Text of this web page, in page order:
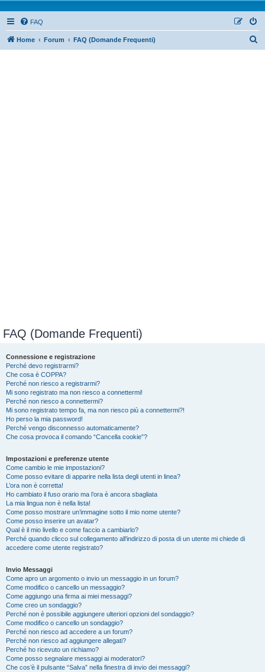
FAQ
Home Forum FAQ (Domande Frequenti)
FAQ (Domande Frequenti)
Connessione e registrazione
Perché devo registrarmi?
Che cosa è COPPA?
Perché non riesco a registrarmi?
Mi sono registrato ma non riesco a connettermi!
Perché non riesco a connettermi?
Mi sono registrato tempo fa, ma non riesco più a connettermi?!
Ho perso la mia password!
Perché vengo disconnesso automaticamente?
Che cosa provoca il comando “Cancella cookie”?
Impostazioni e preferenze utente
Come cambio le mie impostazioni?
Come posso evitare di apparire nella lista degli utenti in linea?
L’ora non è corretta!
Ho cambiato il fuso orario ma l’ora è ancora sbagliata
La mia lingua non è nella lista!
Come posso mostrare un’immagine sotto il mio nome utente?
Come posso inserire un avatar?
Qual è il mio livello e come faccio a cambiarlo?
Perché quando clicco sul collegamento all’indirizzo di posta di un utente mi chiede di
accedere come utente registrato?
Invio Messaggi
Come apro un argomento o invio un messaggio in un forum?
Come modifico o cancello un messaggio?
Come aggiungo una firma ai miei messaggi?
Come creo un sondaggio?
Perché non è possibile aggiungere ulteriori opzioni del sondaggio?
Come modifico o cancello un sondaggio?
Perché non riesco ad accedere a un forum?
Perché non riesco ad aggiungere allegati?
Perché ho ricevuto un richiamo?
Come posso segnalare messaggi ai moderatori?
Che cos’è il pulsante “Salva” nella finestra di invio dei messaggi?